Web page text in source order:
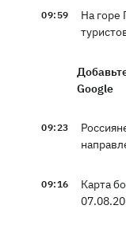
09:59
На горе
Google
09:23
09:16
Карта